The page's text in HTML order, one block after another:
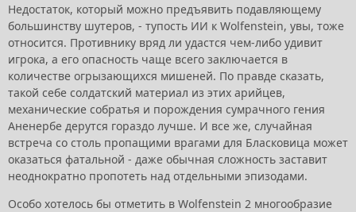
Недостаток, который можно предъявить подавляющему
большинству шутеров, - тупость ИИ к Wolfenstein, увы, тоже
относится. Противнику вряд ли удастся чем-либо удивит
игрока, а его опасность чаще всего заключается в
количестве огрызающихся мишеней. По правде сказать,
такой себе солдатский материал из этих арийцев,
механические собратья и порождения сумрачного гения
Аненербе дерутся гораздо лучше. И все же, случайная
встреча со столь пропащими врагами для Бласковица может
оказаться фатальной - даже обычная сложность заставит
неоднократно пропотеть над отдельными эпизодами.
Особо хотелось бы отметить в Wolfenstein 2 многообразие